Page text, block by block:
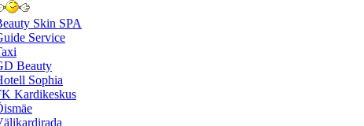
Skin SPA
Service
Beauty
Sophia
Kardikeskus